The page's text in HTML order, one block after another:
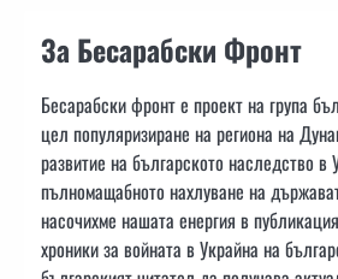
За Бесарабски Фронт
Бесарабски фронт е проект на група
цел популяризиране на региона на
развитие на българското наследство в
пълномащабното нахлуване на
насочихме нашата енергия в
хроники за войната в Украйна на